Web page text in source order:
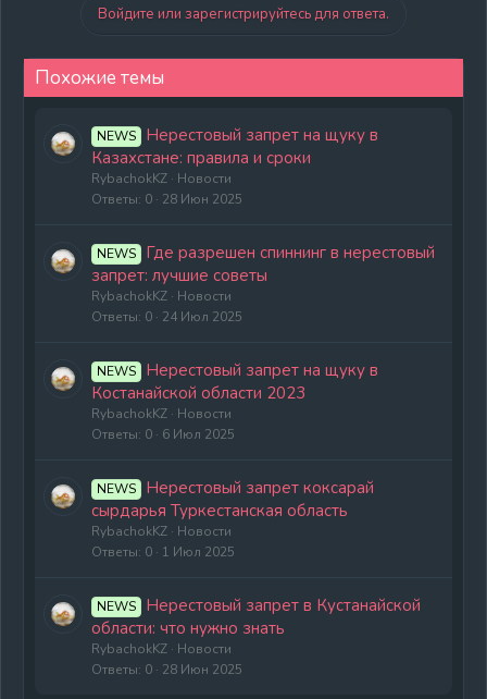
Войдите или зарегистрируйтесь для ответа.
Похожие темы
NEWS
Нерестовый запрет на щуку в
Казахстане: правила и сроки
RybachokKZ
Новости
Ответы 0 28 Июн 2025
NEWS
Где разрешен спиннинг в нерестовый
запрет: лучшие советы
RybachokKZ
Новости
Ответы 0 24 Июл 2025
NEWS
Нерестовый запрет на щуку в
Костанайской области 2023
RybachokKZ
Новости
Ответы 0 6 Июл 2025
NEWS
Нерестовый запрет коксарай
сырдарья Туркестанская область
RybachokKZ
Новости
Ответы 0 1 Июл 2025
NEWS
Нерестовый запрет в Кустанайской
области: что нужно знать
RybachokKZ
Новости
Ответы 0 28 Июн 2025